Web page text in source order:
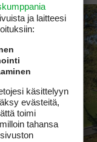
ja laitteesi
käsittelyyn
evästeitä,
toimi
tahansa